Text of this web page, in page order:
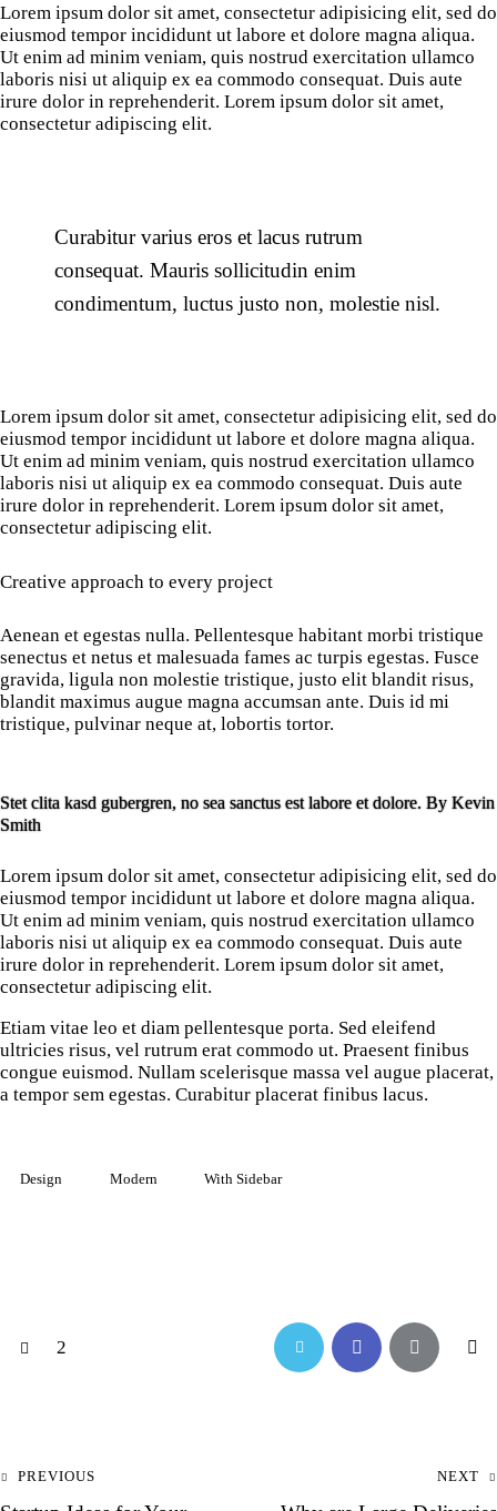
Lorem ipsum dolor sit amet, consectetur adipisicing elit, sed do
eiusmod tempor incididunt ut labore et dolore magna aliqua.
Ut enim ad minim veniam, quis nostrud exercitation ullamco
laboris nisi ut aliquip ex ea commodo consequat. Duis aute
irure dolor in reprehenderit. Lorem ipsum dolor sit amet,
consectetur adipiscing elit.
Curabitur varius eros et lacus rutrum
consequat. Mauris sollicitudin enim
condimentum, luctus justo non, molestie nisl.
Lorem ipsum dolor sit amet, consectetur adipisicing elit, sed do
eiusmod tempor incididunt ut labore et dolore magna aliqua.
Ut enim ad minim veniam, quis nostrud exercitation ullamco
laboris nisi ut aliquip ex ea commodo consequat. Duis aute
irure dolor in reprehenderit. Lorem ipsum dolor sit amet,
consectetur adipiscing elit.
Creative approach to every project
Aenean et egestas nulla. Pellentesque habitant morbi tristique
senectus et netus et malesuada fames ac turpis egestas. Fusce
gravida, ligula non molestie tristique, justo elit blandit risus,
blandit maximus augue magna accumsan ante. Duis id mi
tristique, pulvinar neque at, lobortis tortor.
Stet clita kasd gubergren, no sea sanctus est labore et dolore. By Kevin
Smith
Lorem ipsum dolor sit amet, consectetur adipisicing elit, sed do
eiusmod tempor incididunt ut labore et dolore magna aliqua.
Ut enim ad minim veniam, quis nostrud exercitation ullamco
laboris nisi ut aliquip ex ea commodo consequat. Duis aute
irure dolor in reprehenderit. Lorem ipsum dolor sit amet,
consectetur adipiscing elit.
Etiam vitae leo et diam pellentesque porta. Sed eleifend
ultricies risus, vel rutrum erat commodo ut. Praesent finibus
congue euismod. Nullam scelerisque massa vel augue placerat,
a tempor sem egestas. Curabitur placerat finibus lacus.
Design Modern With Sidebar
2
PREVIOUS NEXT